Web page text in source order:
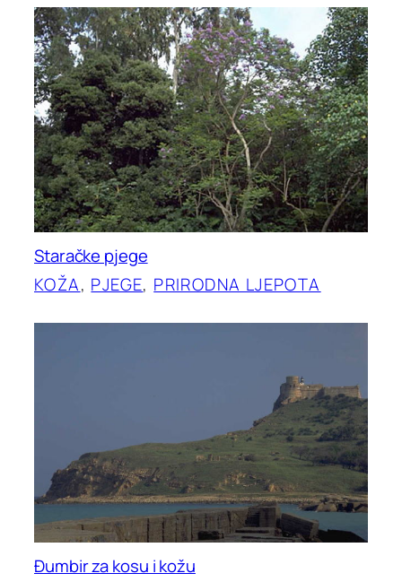
Staračke pjege
KOŽA, PJEGE, PRIRODNA LJEPOTA
Đumbir za kosu i kožu